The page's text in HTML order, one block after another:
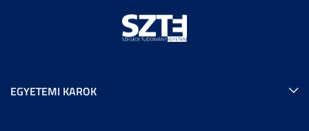
EGYETEMI KAROK